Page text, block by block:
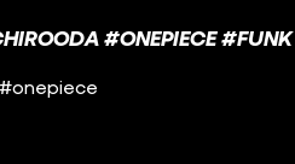
#ONEPIECE #FUNK